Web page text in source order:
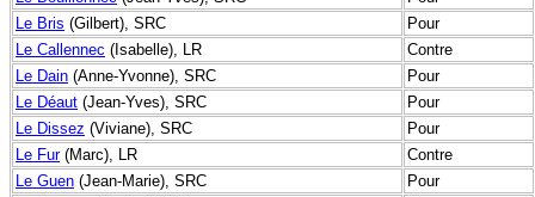
Le Bris (Gilbert), SRC
Pour
Le Callennec (Isabelle), LR
Contre
Le Dain (Anne-Yvonne), SRC
Pour
Le Déaut (Jean-Yves), SRC
Pour
Le Dissez (Viviane), SRC
Pour
Le Fur(Marc), LR
Contre
Le Guen (Jean-Marie), SRC
Pour